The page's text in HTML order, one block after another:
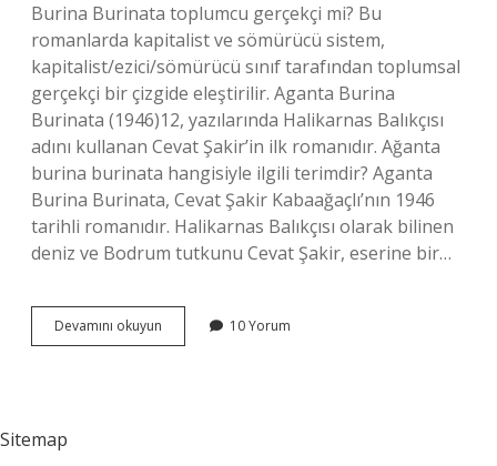
Burina Burinata toplumcu gerçekçi mi? Bu
romanlarda kapitalist ve sömürücü sistem,
kapitalist/ezici/sömürücü sınıf tarafından toplumsal
gerçekçi bir çizgide eleştirilir. Aganta Burina
Burinata (1946)12, yazılarında Halikarnas Balıkçısı
adını kullanan Cevat Şakir’in ilk romanıdır. Ağanta
burina burinata hangisiyle ilgili terimdir? Aganta
Burina Burinata, Cevat Şakir Kabaağaçlı’nın 1946
tarihli romanıdır. Halikarnas Balıkçısı olarak bilinen
deniz ve Bodrum tutkunu Cevat Şakir, eserine bir…
Devamını okuyun
Burina
10 Yorum
Sitemap